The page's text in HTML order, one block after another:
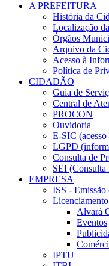
A PREFEITURA
História da
Localização
Órgãos
Arquivo da
Acesso à
Política de
CIDADÃO
Guia de
Central de
PROCON
Ouvidoria
E-SIC
LGPD
Consulta de
SEI (Consulta
EMPRESA
ISS - Emissão
Alvará
Eventos
IPTU